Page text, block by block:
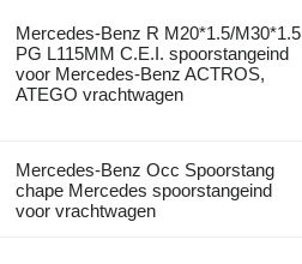
Mercedes-Benz R M20*1.5/M30*1.5
PG L115MM C.E.I. spoorstangeind
voor Mercedes-Benz ACTROS,
ATEGO vrachtwagen
Mercedes-Benz Occ Spoorstang
chape Mercedes spoorstangeind
voor vrachtwagen